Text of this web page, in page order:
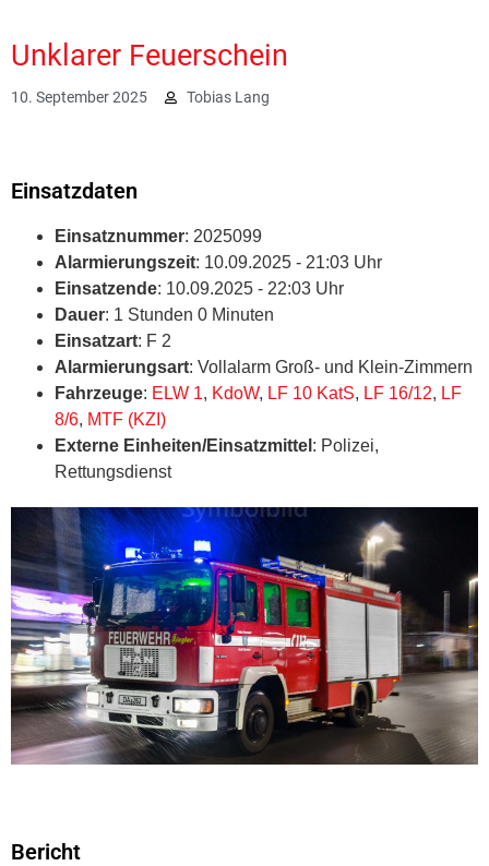
Unklarer Feuerschein
10. September 2025 Tobias Lang
Einsatzdaten
Einsatznummer: 2025099
Alarmierungszeit: 10.09.2025 - 21:03 Uhr
Einsatzende: 10.09.2025 - 22:03 Uhr
Dauer: 1 Stunden 0 Minuten
Einsatzart: F 2
Alarmierungsart: Vollalarm Groß- und Klein-Zimmern
Fahrzeuge: ELW 1, KdoW, LF 10 KatS, LF 16/12, LF
8/6, MTF (KZI)
Externe Einheiten/Einsatzmittel : Polizei,
Rettungsdienst
Bericht